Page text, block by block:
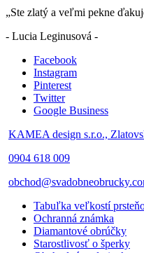
„Ste zlatý a veľmi pekne
- Lucia Leginusová -
Facebook
Instagram
Pinterest
Twitter
Google Business
KAMEA design s.r.o.,
0904 618 009
Tabuľka veľkostí
Ochranná známka
Diamantové obrúčky
Starostlivosť o šperky